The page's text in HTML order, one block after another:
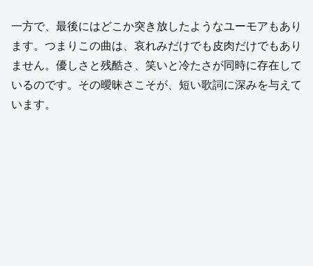
一方で、最後にはどこか突き放したようなユーモアもあり
ます。つまりこの曲は、哀れみだけでも皮肉だけでもあり
ません。優しさと残酷さ、笑いと冷たさが同時に存在して
いるのです。その曖昧さこそが、短い歌詞に深みを与えて
います。